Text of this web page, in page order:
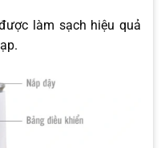
làm sạch hiệu quả